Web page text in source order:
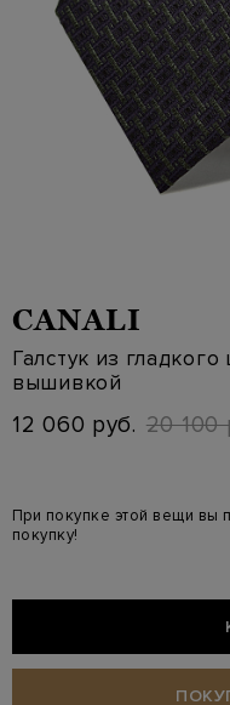
CANALI
Галстук из
вышивкой
12 060 руб. 20 100
При покупке этой вещи вы
покупку!